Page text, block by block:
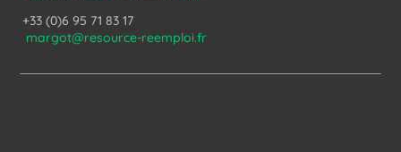
+33 (0)6 95 71 83 17
margot@resource-reemploi.fr